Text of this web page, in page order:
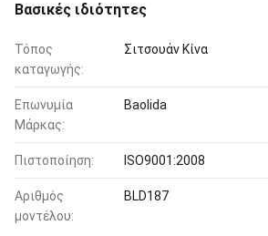
Βασικές ιδιότητες
Τόπος
καταγωγής:
Σιτσουάν Κίνα
Επωνυμία
Μάρκας:
Baolida
Πιστοποίηση: ISO9001:2008
Αριθμός
μοντέλου:
BLD187